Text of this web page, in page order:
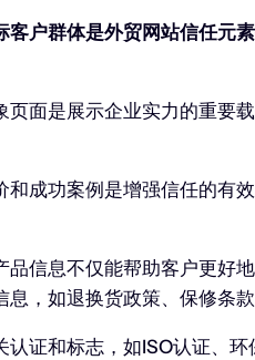
客户群体是外贸网站信任元
页面是展示企业实力的重要
和成功案例是增强信任的有
品信息不仅能帮助客户更好
息，如退换货政策、保修条款
认证和标志，如ISO认证、